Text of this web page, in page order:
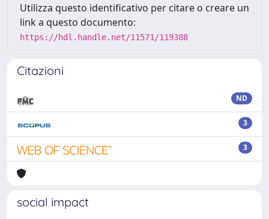
Utilizza questo identificativo per citare o creare un
link a questo documento:
https://hdl.handle.net/11571/119388
Citazioni
ND
3
3
social impact